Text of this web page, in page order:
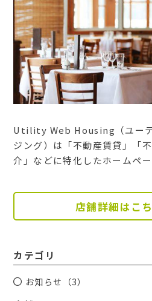
Utility Web Housing（ユーテ
ジング）は「不動産賃貸」「
介」などに特化したホームペー
店舗詳細はこ
カテゴリ
お知らせ（3）